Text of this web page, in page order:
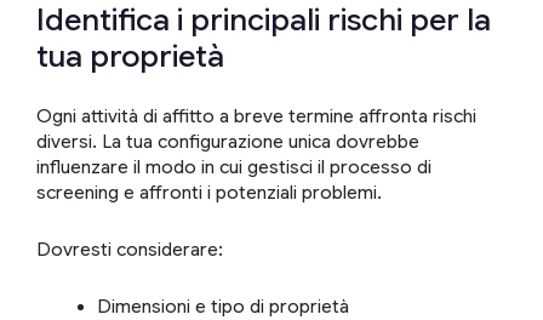
Identifica i principali rischi per la
tua proprietà
Ogni attività di affitto a breve termine affronta rischi
diversi. La tua configurazione unica dovrebbe
influenzare il modo in cui gestisci il processo di
screening e affronti i potenziali problemi.
Dovresti considerare:
Dimensioni e tipo di proprietà